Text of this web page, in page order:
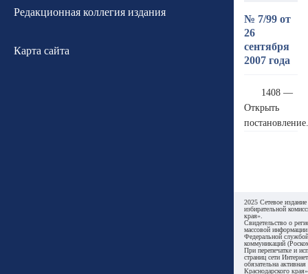
Редакционная коллегия издания
Карта сайта
№ 7/99 от
26
сентября
2007 года
1408 —
Открыть
2025 Сетевое
избирательной
края».
Свидетельство о
массовой
Федеральной
коммуникаций
При перепечатке и
страниц сети Интернет
обязательна
Краснодарского